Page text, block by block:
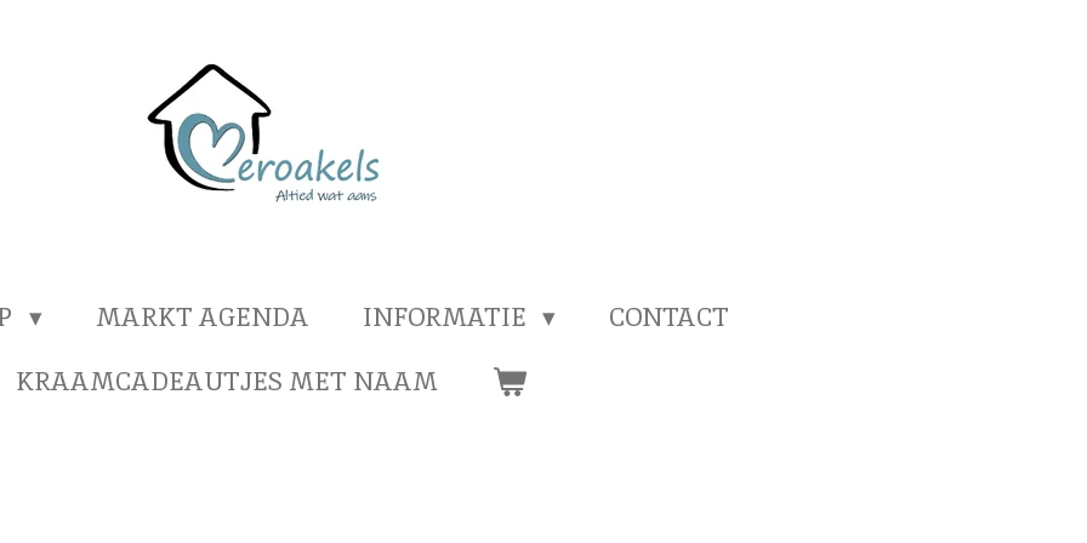
MARKT AGENDA INFORMATIE
CONTACT
KRAAMCADEAUTJES MET NAAM